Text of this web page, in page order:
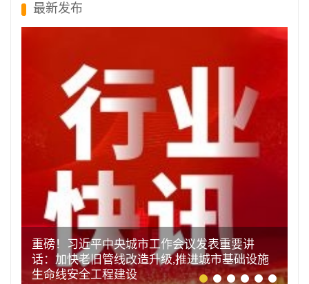
最新发布
重磅！习近平中央城市工作会议发表重要讲
话：加快老旧管线改造升级,推进城市基础设施
生命线安全工程建设